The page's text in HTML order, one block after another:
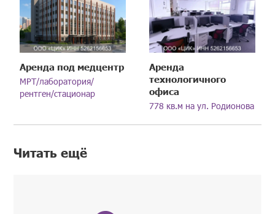
Аренда под медцентр
МРТ/лаборатория/
рентген/стационар
Аренда
технологичного
офиса
778 кв.м на ул. Родионова
Читать ещё